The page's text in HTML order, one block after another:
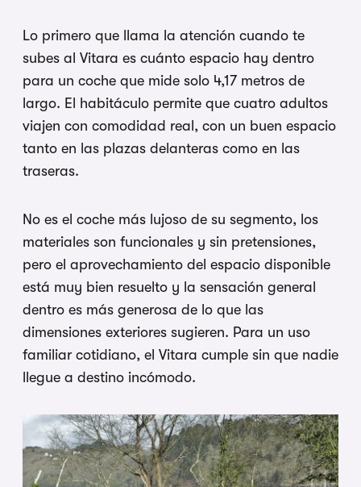
Lo primero que llama la atención cuando te
subes al Vitara es cuánto espacio hay dentro
para un coche que mide solo 4,17 metros de
largo. El habitáculo permite que cuatro adultos
viajen con comodidad real, con un buen espacio
tanto en las plazas delanteras como en las
traseras.
No es el coche más lujoso de su segmento, los
materiales son funcionales y sin pretensiones,
pero el aprovechamiento del espacio disponible
está muy bien resuelto y la sensación general
dentro es más generosa de lo que las
dimensiones exteriores sugieren. Para un uso
familiar cotidiano, el Vitara cumple sin que nadie
llegue a destino incómodo.